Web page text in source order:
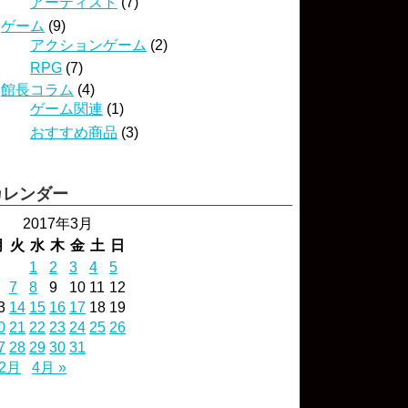
ゲーム (9)
アクションゲーム (2)
RPG (7)
館長コラム (4)
ゲーム関連 (1)
おすすめ商品 (3)
レンダー
2017年3月
火 水 木 金 土
日
1
2 3 4
5
7 8 9 10 11 12
14 15 16 17 18 19
21 22 23 24 25 26
28 29 30 31
月
4月 »